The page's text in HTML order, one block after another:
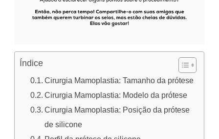
Índice
Cirurgia Mamoplastia: Tamanho da prótese
Cirurgia Mamoplastia: Modelo da prótese
Cirurgia Mamoplastia: Posição da prótese
de silicone